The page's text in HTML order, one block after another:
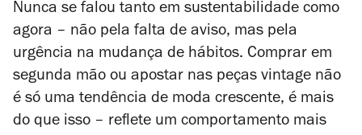
Nunca se falou tanto em sustentabilidade como
agora – não pela falta de aviso, mas pela
urgência na mudança de hábitos. Comprar em
segunda mão ou apostar nas peças vintage não
é só uma tendência de moda crescente, é mais
do que isso – reflete um comportamento mais